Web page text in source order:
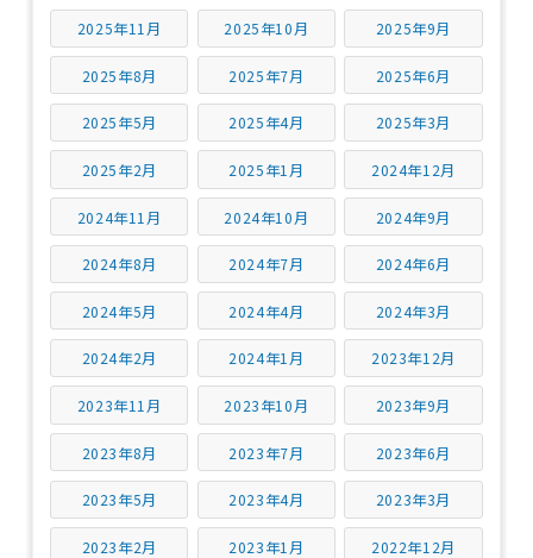
2025年11月 2025年10月 2025年9月
2025年8月 2025年7月 2025年6月
2025年5月 2025年4月 2025年3月
2025年2月 2025年1月 2024年12月
2024年11月 2024年10月 2024年9月
2024年8月 2024年7月 2024年6月
2024年5月 2024年4月 2024年3月
2024年2月 2024年1月 2023年12月
2023年11月 2023年10月 2023年9月
2023年8月 2023年7月 2023年6月
2023年5月 2023年4月 2023年3月
2023年2月 2023年1月 2022年12月